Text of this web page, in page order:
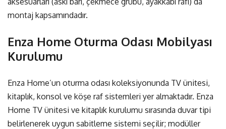
montaj kapsamındadır.
Enza Home Oturma Odası Mobilyası
Kurulumu
Enza Home’un oturma odası koleksiyonunda TV ünitesi,
kitaplık, konsol ve köşe raf sistemleri yer almaktadır. Enza
Home TV ünitesi ve kitaplık kurulumu sırasında duvar tipi
belirlenerek uygun sabitleme sistemi seçilir; modüller